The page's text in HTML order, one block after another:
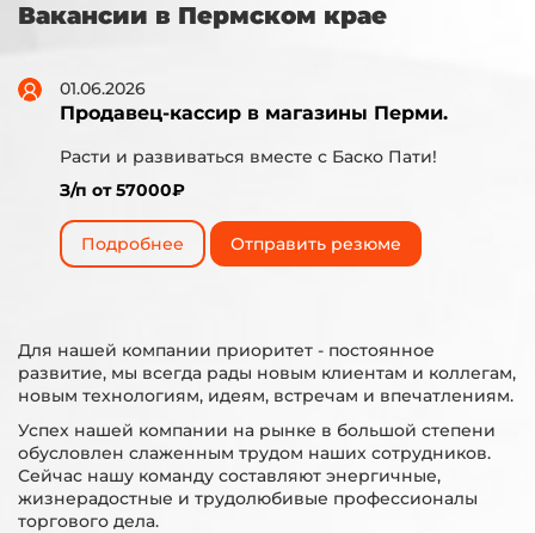
Вакансии в Пермском крае
01.06.2026
Продавец-кассир в магазины Перми.
Расти и развиваться вместе с Баско Пати!
З/п от 57000₽
Подробнее Отправить резюме
Для нашей компании приоритет - постоянное
развитие, мы всегда рады новым клиентам и коллегам,
новым технологиям, идеям, встречам и впечатлениям.
Успех нашей компании на рынке в большой степени
обусловлен слаженным трудом наших сотрудников.
Сейчас нашу команду составляют энергичные,
жизнерадостные и трудолюбивые профессионалы
торгового дела.